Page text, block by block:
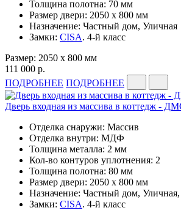
Толщина полотна: 70 мм
Размер двери: 2050 x 800 мм
Назначение: Частный дом, Уличная
Замки: CISA. 4-й класс
Размер: 2050 x 800 мм
111 000 р.
ПОДРОБНЕЕ ПОДРОБНЕЕ
Дверь входная из массива в коттедж -
Отделка снаружи: Массив
Отделка внутри: МДФ
Толщина металла: 2 мм
Кол-во контуров уплотнения: 2
Толщина полотна: 80 мм
Размер двери: 2050 x 800 мм
Назначение: Частный дом,
Замки: CISA. 4-й класс